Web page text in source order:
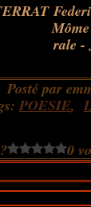
rale -
Posté par
POESIE,
0